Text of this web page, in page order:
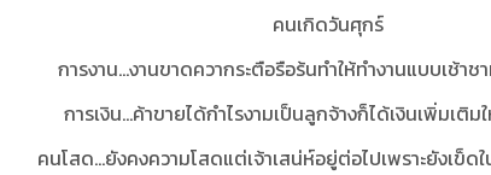
คนเกิดวันศุกร์
การงาน...งานขาดควากระตือรือร้นทำให้ทำงานแบบเช้าช
การเงิน...ค้าขายได้กำไรงามเป็นลูกจ้างก็ได้เงินเพิ่มเติ
คนโสด...ยังคงความโสดแต่เจ้าเสน่ห์อยู่ต่อไปเพราะยังเข็ด